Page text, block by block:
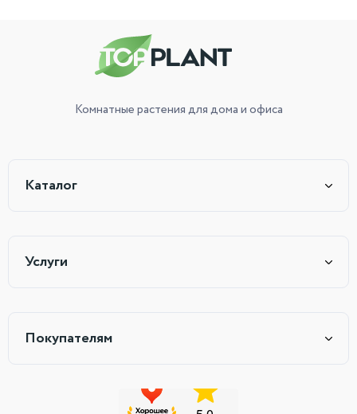
Комнатные растениядля дома и офиса
Каталог
Услуги
Покупателям